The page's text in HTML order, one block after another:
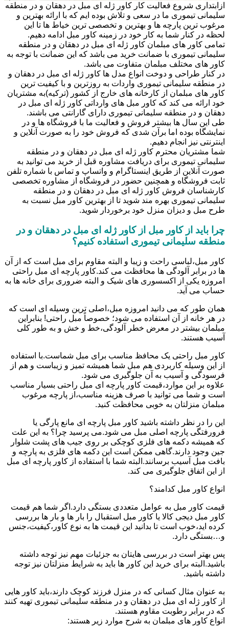
ازابتداری شروع فعالیت کار کاور ژله ای مبل در دهقان و در منطقه
سلیمانی تیموری ما در سعی و تلاش بوده ایم که با ارائه بهترین و
مرغوب ترین پارچه ها و بهترین و تخصصی ترین خیاط ها تا این
لحظه در کنار شما به کار خود در زمینه کاور مبل ادامه دهیم.
تمامی کاور های مبلمان کاور ژله ای مبل در دهقان و در منطقه
سلیمانی تیموری با ضمانت خرید می باشد که این ضمانت با توجه به
کاور های مختلف مبلمان متفاوت می باشد.
در کنار طراحی و دوخت انواع مدل ها کاور ژله ای مبل در دهقان و
در منطقه سلیمانی تیموری واردات به روزترین و با کیفیت ترین
کاور های مبلمان از کارخانه های خارج از کشور (ترکیه)به مشتریان
خود ارائه می کند که کاور مبل های وارداتی کاور ژله ای مبل در
دهقان و در منطقه سلیمانی تیموری دارای گارانتی می باشند.
طی این سال ها بیشتر فروش و فعالیت ما با فروشگاه ها و در
نمایشگاه بوده اما برآن شدی که فروش خود را به صورت آنلاین و
اینترنتی نیز انجام دهیم.
شما مشتریان محترم کاور ژله ای مبل در دهقان و در منطقه
سلیمانی تیموری برای دریافت مشاوره قبل از خرید می توانید به
صورت آنلاین از طریق اینستاگرام و واتساپ و تماس با شماره تلفن
ثابت فروشگاه و همچنین حضور در فروشگاه از مشاوره تخصصی
کارشناسان فروش کاور ژله ای مبل در دهقان و در منطقه
سلیمانی تیموری بهره مند شوید تا از بهترین کاور مبل نسبت به
طرح مبل و دیزان منزل خود برخوردار شوید.
چرا باید از کاور مبل از کاور ژله ای مبل در دهقان و در
منطقه سلیمانی تیموری استفاده کنیم؟
کاور مبل،لباسی راحت و زیبا و البته مقاوم برای مبل است که از آن
ها در برابر آلودگی ها محافظت می کند.کاور پارچه ای مبل راحتی
امروزه یکی از اکسسوری های شیک و البته ضروری برای خانه ها به
حساب می آید.
همان طور که می دانید امروزه مبل،اصلی ترین وسیله ای است که
در هر خانه از آن استفاده می شود؛ خصوصاً مبل راحتی! بنابراین
مبلمان بیشتر در معرض خطر آلودگی،خط و خش و به طور کلی
آسیب هستند.
کاور مبل راحتی یک محافظ مناسب برای مبل شماست.با استفاده
از این وسیله کاربردی هم مبل شما همیشه تمیز و زیباست و هم از
فرسودگی و آسیب به آن جلوگیری می شود.
علاوه بر این موارد،قیمت کاور پارچه ای مبل راحتی بسیار مناسب
است و شما می توانید با صرف هزینه مناسب،از پارچه مرغوب
مبلمان منزلتان به خوبی محافظت کنید.
این را در نظر داشته باشید کاور مبل پارچه ای مانع پارگی یا
فرورفتگی پارچه اصلی مبل می شود.می پرسید چرا؟ به این علت
که همیشه دکمه های فلزی کوچکی بر روی جیب های پشت شلوار
جین وجود دارند.گاهی ممکن است این دکمه های فلزی به پارچه و
بافت مبل آسیب برسانند.البته شما با استفاده از کاور پارچه ای مبل
از این اتفاق جلوگیری می کند.
انواع کاور مبل کدامند؟
قیمت کاور مبل به عوامل متعددی بستگی دارد.اگر شما هم قیمت
کاور مبل دیجی کالا یا کاور مبل استقبال را بار ها و بار ها بررسی
کرده اید،خوب است تا بدانید این قیمت ها به نوع کاور،کیفیت،جنس
و…بستگی دارد.
پس بهتر است در بررسی هایتان به جزئیات مهم نیز توجه داشته
باشید.البته برای خرید این کاور ها باید به شرایط منزلتان نیز توجه
داشته باشید.
به عنوان مثال کسانی که در منزل فرزند کوچک دارند،باید کاور هایی
از کاور ژله ای مبل در دهقان و در منطقه سلیمانی تیموری تهیه کنند
که در برابر رطوبت مقاوم هستند.
انواع کاور های مبلمان به شرح موارد زیر هستند: